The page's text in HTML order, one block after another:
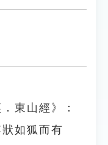
東山經》：
狀如狐而有